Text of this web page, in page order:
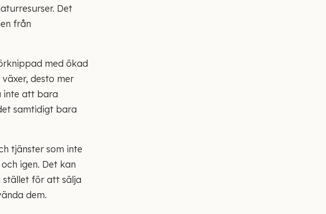
Det
från
med ökad
desto mer
inte att bara
samtidigt bara
tjänster som inte
igen. Det kan
för att sälja
dem.